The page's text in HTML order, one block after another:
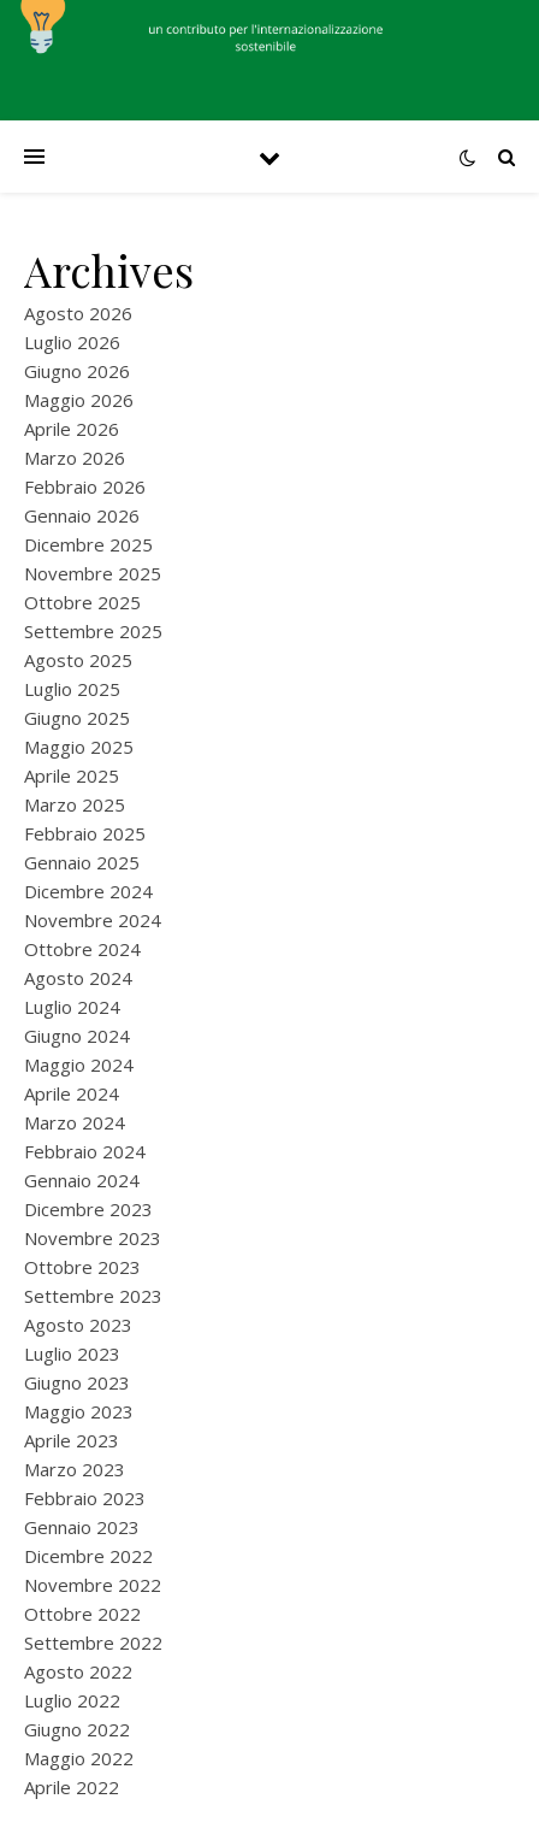
Archives
Agosto 2026
Luglio 2026
Giugno 2026
Maggio 2026
Aprile 2026
Marzo 2026
Febbraio 2026
Gennaio 2026
Dicembre 2025
Novembre 2025
Ottobre 2025
Settembre 2025
Agosto 2025
Luglio 2025
Giugno 2025
Maggio 2025
Aprile 2025
Marzo 2025
Febbraio 2025
Gennaio 2025
Dicembre 2024
Novembre 2024
Ottobre 2024
Agosto 2024
Luglio 2024
Giugno 2024
Maggio 2024
Aprile 2024
Marzo 2024
Febbraio 2024
Gennaio 2024
Dicembre 2023
Novembre 2023
Ottobre 2023
Settembre 2023
Agosto 2023
Luglio 2023
Giugno 2023
Maggio 2023
Aprile 2023
Marzo 2023
Febbraio 2023
Gennaio 2023
Dicembre 2022
Novembre 2022
Ottobre 2022
Settembre 2022
Agosto 2022
Luglio 2022
Giugno 2022
Maggio 2022
Aprile 2022